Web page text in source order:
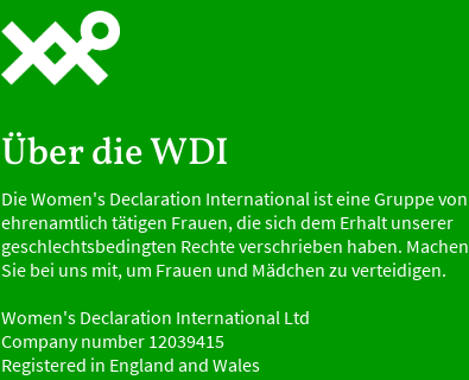
Über die WDI
Die Women's Declaration International ist eine Gruppe von
ehrenamtlich tätigen Frauen, die sich dem Erhalt unserer
geschlechtsbedingten Rechte verschrieben haben. Machen
Sie bei uns mit, um Frauen und Mädchen zu verteidigen.
Women's Declaration International Ltd
Company number 12039415
Registered in England and Wales